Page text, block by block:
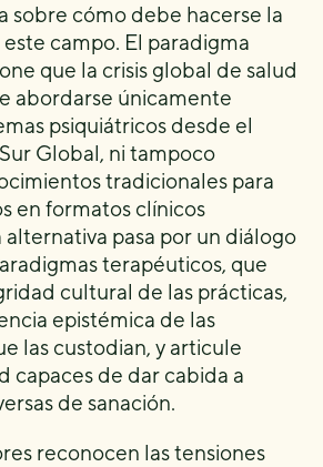
sobre cómo debe hacerse la
campo. El paradigma
que la crisis global de salud
abordarse únicamente
psiquiátricos desde el
Global, ni tampoco
tradicionales para
en formatos clínicos
pasa por un diálogo
terapéuticos, que
cultural de las prácticas,
epistémica de las
las custodian, y articule
capaces de dar cabida a
de sanación.
reconocen las tensiones